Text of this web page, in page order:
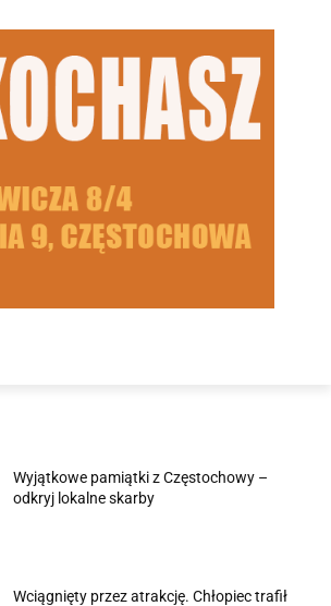
Wyjątkowe pamiątki z Częstochowy –
odkryj lokalne skarby
Wciągnięty przez atrakcję. Chłopiec trafił